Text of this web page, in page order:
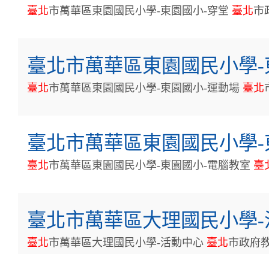
臺北市萬華區東園國民小學-東園國小-穿堂 臺北市
臺北市萬華區東園國民小學
臺北市萬華區東園國民小學-東園國小-運動場 臺北
臺北市萬華區東園國民小學
臺北市萬華區東園國民小學-東園國小-電腦教室 臺
臺北市萬華區大理國民小學
臺北市萬華區大理國民小學-活動中心 臺北市政府